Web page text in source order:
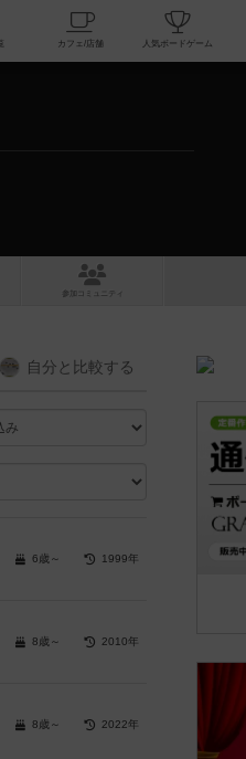
掲示板一覧 カフェ/店舗
コミュニティ
自分と 比較する
6歳～ 1999年
8歳～ 2010年
8歳～ 2022年